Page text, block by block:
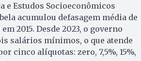
e Estudos Socioeconômicos
acumulou defasagem média de
2015. Desde 2023, o governo
salários mínimos, o que atende
cinco alíquotas: zero, 7,5%, 15%,